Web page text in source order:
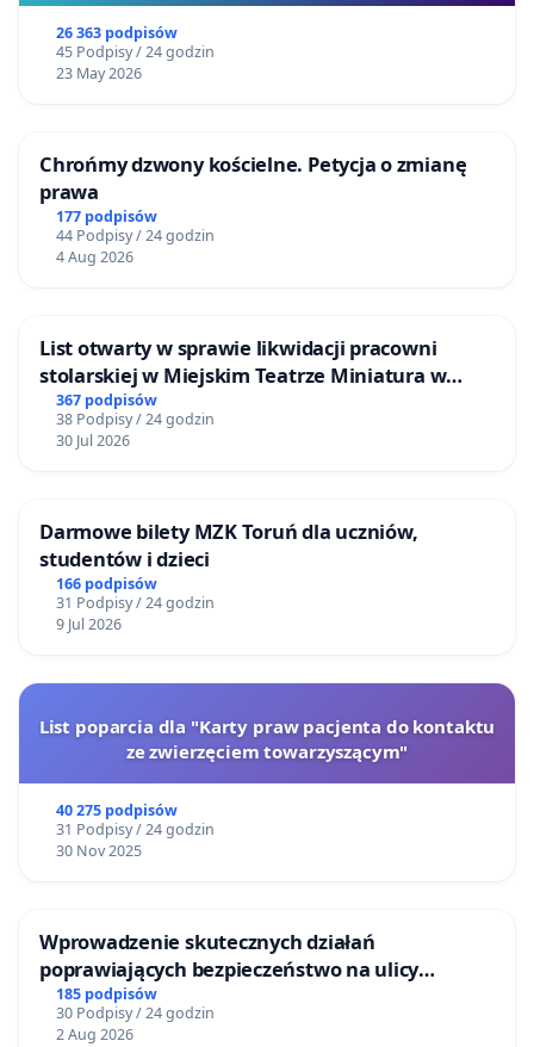
26 363 podpisów
45 Podpisy / 24 godzin
23 May 2026
Chrońmy dzwony kościelne. Petycja o zmianę
prawa
177 podpisów
44 Podpisy / 24 godzin
4 Aug 2026
List otwarty w sprawie likwidacji pracowni
stolarskiej w Miejskim Teatrze Miniatura w
Gdańsku
367 podpisów
38 Podpisy / 24 godzin
30 Jul 2026
Darmowe bilety MZK Toruń dla uczniów,
studentów i dzieci
166 podpisów
31 Podpisy / 24 godzin
9 Jul 2026
List poparcia dla "Karty praw pacjenta do kontaktu
ze zwierzęciem towarzyszącym"
40 275 podpisów
31 Podpisy / 24 godzin
30 Nov 2025
Wprowadzenie skutecznych działań
poprawiających bezpieczeństwo na ulicy
Żeromskiego w Otwocku
185 podpisów
30 Podpisy / 24 godzin
2 Aug 2026